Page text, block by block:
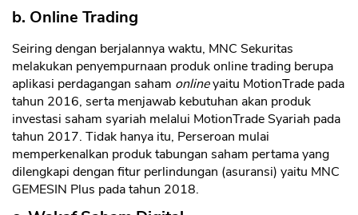
b. Online Trading
Seiring dengan berjalannya waktu, MNC Sekuritas
melakukan penyempurnaan produk online trading berupa
aplikasi perdagangan saham onlineyaitu MotionTrade pada
tahun 2016, serta menjawab kebutuhan akan produk
investasi saham syariah melalui MotionTrade Syariah pada
tahun 2017. Tidak hanya itu, Perseroan mulai
memperkenalkan produk tabungan saham pertama yang
dilengkapi dengan fitur perlindungan (asuransi) yaitu MNC
GEMESIN Plus pada tahun 2018.